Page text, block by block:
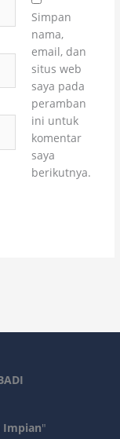
Simpan
nama,
email, dan
situs web
saya pada
peramban
ini untuk
komentar
saya
berikutnya.
Impian"